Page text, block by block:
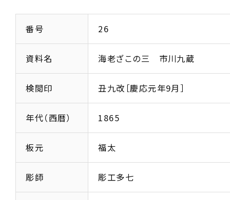
番号 26
資料名 海老ざこの三 市川九蔵
検閲印 丑九改［慶応元年9月］
年代（西暦） 1865
板元 福太
彫師 彫工多七